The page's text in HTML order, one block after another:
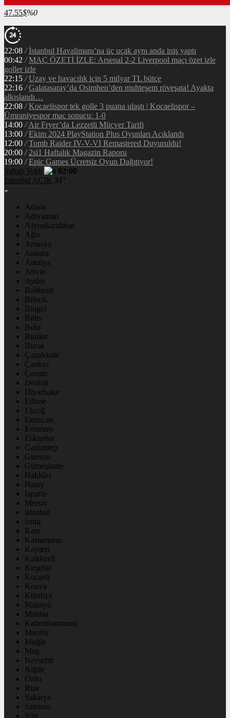
47.55$%0
22:08 / İstanbul Havalimanı’na üç uçak aynı anda iniş yaptı
00:42 / MAÇ ÖZETİ İZLE: Arsenal 2-2 Liverpool maçı özet izle
goller izle
22:15 / Uzay ve havacılık için 5 milyar TL bütçe
22:16 / Galatasaray’da Osimhen’den muhteşem röveşata! Ayakta
alkışlandı…
22:08 / Kocaelispor tek golle 3 puana ulaştı | Kocaelispor –
Ümraniyespor maç sonucu: 1-0
14:00 / Air Fryer’da Lezzetli Mücver Tarifi
13:00 / Ekim 2024 PlayStation Plus Oyunları Açıklandı
12:00 / Tomb Raider IV-V-VI Remastered Duyuruldu!
20:00 / 2si1 Haftalık Magazin Raporu
19:00 / Epic Games Ücretsiz Oyun Dağıtıyor!
Sabah Vakti
02:00
İstanbul AÇIK 31°
Adana
Adıyaman
Afyonkarahisar
Ağrı
Amasya
Ankara
Antalya
Artvin
Aydın
Balıkesir
Bilecik
Bingöl
Bitlis
Bolu
Burdur
Bursa
Çanakkale
Çankırı
Çorum
Denizli
Diyarbakır
Edirne
Elazığ
Erzincan
Erzurum
Eskişehir
Gaziantep
Giresun
Gümüşhane
Hakkâri
Hatay
Isparta
Mersin
istanbul
izmir
Kars
Kastamonu
Kayseri
Kırklareli
Kırşehir
Kocaeli
Konya
Kütahya
Malatya
Manisa
Kahramanmaraş
Mardin
Muğla
Muş
Nevşehir
Niğde
Ordu
Rize
Sakarya
Samsun
Siirt